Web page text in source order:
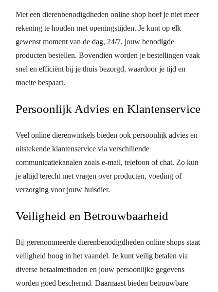
Met een dierenbenodigdheden online shop hoef je niet meer
rekening te houden met openingstijden. Je kunt op elk
gewenst moment van de dag, 24/7, jouw benodigde
producten bestellen. Bovendien worden je bestellingen vaak
snel en efficiënt bij je thuis bezorgd, waardoor je tijd en
moeite bespaart.
Persoonlijk Advies en Klantenservice
Veel online dierenwinkels bieden ook persoonlijk advies en
uitstekende klantenservice via verschillende
communicatiekanalen zoals e-mail, telefoon of chat. Zo kun
je altijd terecht met vragen over producten, voeding of
verzorging voor jouw huisdier.
Veiligheid en Betrouwbaarheid
Bij gerenommeerde dierenbenodigdheden online shops staat
veiligheid hoog in het vaandel. Je kunt veilig betalen via
diverse betaalmethoden en jouw persoonlijke gegevens
worden goed beschermd. Daarnaast bieden betrouwbare